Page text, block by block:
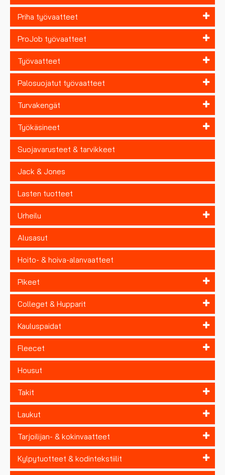
Priha työvaatteet
ProJob työvaatteet
Työvaatteet
Palosuojatut työvaatteet
Turvakengät
Työkäsineet
Suojavarusteet & tarvikkeet
Jack & Jones
Lasten tuotteet
Urheilu
Alusasut
Hoito- & hoiva-alanvaatteet
Pikeet
Colleget & Hupparit
Kauluspaidat
Fleecet
Housut
Takit
Laukut
Tarjoilijan- & kokinvaatteet
Kylpytuotteet & kodintekstiilit